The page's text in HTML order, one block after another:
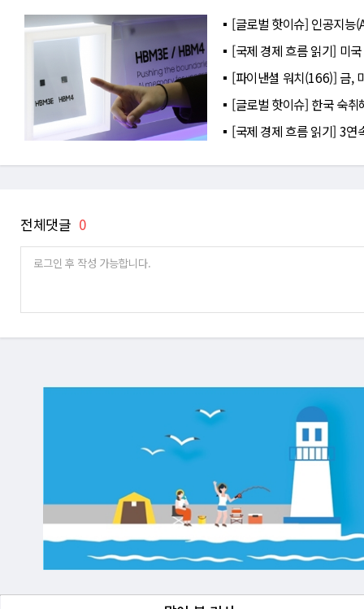
[글로벌 핫이슈] 인공지능
[국제 경제 흐름 읽기] 미
[파이낸셜 워치(166)] 금,
[글로벌 핫이슈] 한국 숙
[국제 경제 흐름 읽기] 3
전체댓글 0